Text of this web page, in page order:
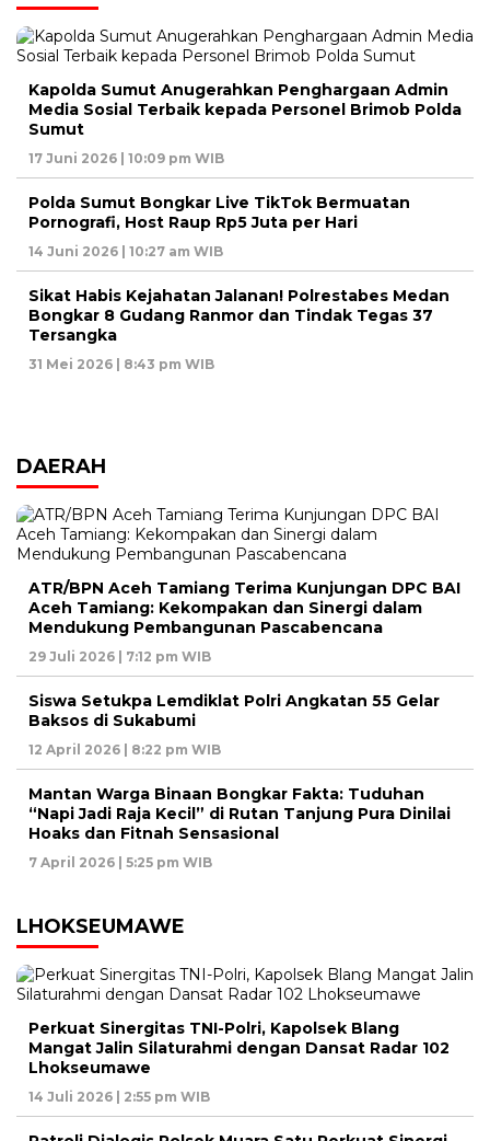
Kapolda Sumut Anugerahkan Penghargaan Admin
Media Sosial Terbaik kepada Personel Brimob Polda
Sumut
17 Juni 2026 | 10:09 pm WIB
Polda Sumut Bongkar Live TikTok Bermuatan
Pornografi, Host Raup Rp5 Juta per Hari
14 Juni 2026 | 10:27 am WIB
Sikat Habis Kejahatan Jalanan! Polrestabes Medan
Bongkar 8 Gudang Ranmor dan Tindak Tegas 37
Tersangka ​
31 Mei 2026 | 8:43 pm WIB
DAERAH
ATR/BPN Aceh Tamiang Terima Kunjungan DPC BAI
Aceh Tamiang: Kekompakan dan Sinergi dalam
Mendukung Pembangunan Pascabencana
29 Juli 2026 | 7:12 pm WIB
Siswa Setukpa Lemdiklat Polri Angkatan 55 Gelar
Baksos di Sukabumi
12 April 2026 | 8:22 pm WIB
Mantan Warga Binaan Bongkar Fakta: Tuduhan
“Napi Jadi Raja Kecil” di Rutan Tanjung Pura Dinilai
Hoaks dan Fitnah Sensasional
7 April 2026 | 5:25 pm WIB
LHOKSEUMAWE
Perkuat Sinergitas TNI-Polri, Kapolsek Blang
Mangat Jalin Silaturahmi dengan Dansat Radar 102
Lhokseumawe
14 Juli 2026 | 2:55 pm WIB